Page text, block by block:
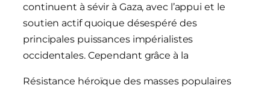
continuent à sévir à Gaza, avec l’appui et le
soutien actif quoique désespéré des
principales puissances impérialistes
occidentales. Cependant grâce à la
Résistance héroïque des masses populaires